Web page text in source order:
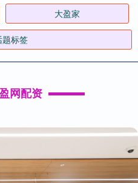
大盈家
标签
网配资